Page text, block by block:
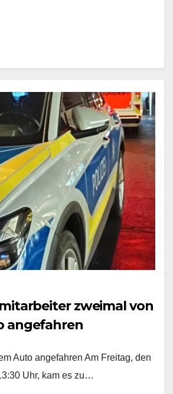
zweimal von
angefahren
Auto angefahren Am Freitag, den
Uhr, kam es zu…